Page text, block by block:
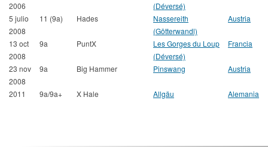
2006
(Déversé)
5 julio
2008
11 (9a) Hades
Nassereith
(Götterwandl)
Austria
13 oct
2008
9a PuntX
Les Gorges du Loup
(Déversé)
Francia
23 nov
2008
9a Big Hammer Pinswang Austria
2011 9a/9a+ X Hale Allgäu Alemania